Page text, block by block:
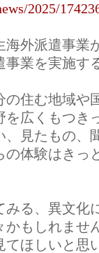
2025/
外派遣事業
事業を実施す
住む地域や
を広くもつき
見たもの、
の体験はきっ
る、異文化
もしれませ
てほしいと思